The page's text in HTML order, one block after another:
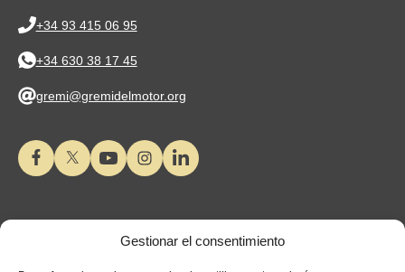
Gestionar el consentimiento
+34 93 415 06 95
+34 630 38 17 45
gremi@gremidelmotor.org